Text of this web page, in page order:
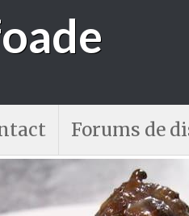
Forums de